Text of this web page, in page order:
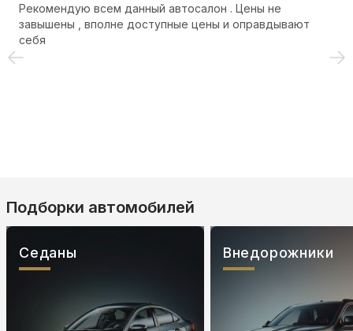
Рекомендую всем данный автосалон . Цены не
завышены , вполне доступные цены и оправдывают
себя
Подборки автомобилей
Седаны Внедорожники